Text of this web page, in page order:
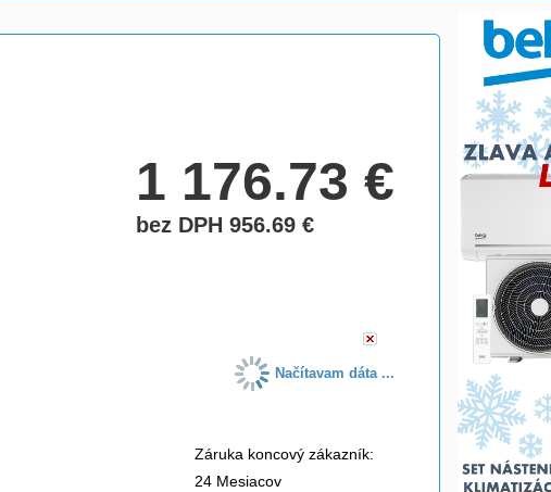
1 176.73€
bez DPH 956.69€
Načítavam dáta ...
Záruka koncový zákazník:
24 Mesiacov